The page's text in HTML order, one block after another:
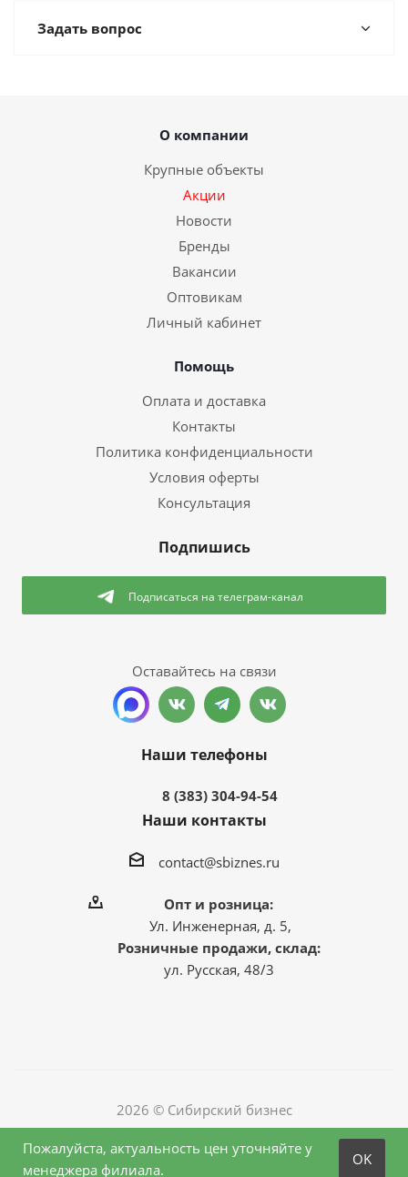
Задать вопрос
О компании
Крупные объекты
Акции
Новости
Бренды
Вакансии
Оптовикам
Личный кабинет
Помощь
Оплата и доставка
Контакты
Политика конфиденциальности
Условия оферты
Консультация
Подпишись
Подписаться на телеграм-канал
Оставайтесь на связи
Наши телефоны
8 (383) 304-94-54
Наши контакты
contact@sbiznes.ru
Опт и розница:
Ул. Инженерная, д. 5,
Розничные продажи, склад:
ул. Русская, 48/3
2026 © Сибирский бизнес
Пожалуйста, актуальность цен уточняйте у
менеджера филиала.
OK